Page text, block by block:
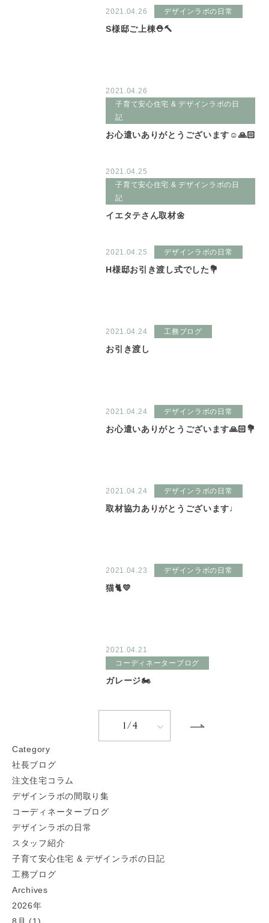
2021.04.26 デザインラボの日常
S様邸ご上棟⛑🔨
2021.04.26
子育て安心住宅 & デザインラボの日
記
お心遣いありがとうございます☺️🙏🏻
2021.04.25
子育て安心住宅 & デザインラボの日
記
イエタテさん取材🌼
2021.04.25 デザインラボの日常
H様邸お引き渡し式でした💐
2021.04.24 工務ブログ
お引き渡し
2021.04.24 デザインラボの日常
お心遣いありがとうございます🙏🏻💐
2021.04.24 デザインラボの日常
取材協力ありがとうございます♩
2021.04.23 デザインラボの日常
猫🐈💛
2021.04.21
コーディネーターブログ
ガレージ🏍
1/4
Category
社長ブログ
注文住宅コラム
デザインラボの間取り集
コーディネーターブログ
デザインラボの日常
スタッフ紹介
子育て安心住宅 & デザインラボの日記
工務ブログ
Archives
2026年